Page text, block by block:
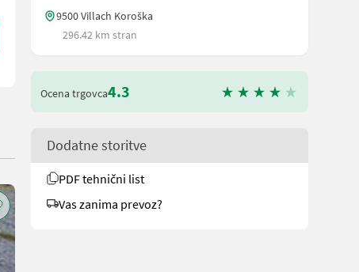
9500 Villach Koroška
296.42 km stran
Ocena trgovca4.3
Dodatne storitve
PDF tehnični list
Vas zanima prevoz?